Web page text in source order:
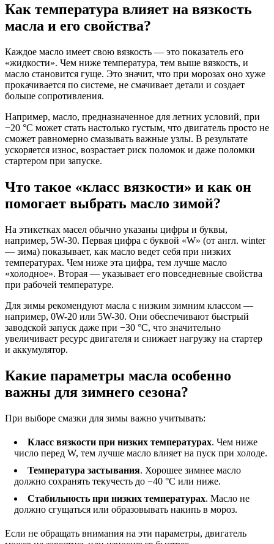
Как температура влияет на вязкость
масла и его свойства?
Каждое масло имеет свою вязкость — это показатель его
«жидкости». Чем ниже температура, тем выше вязкость, и
масло становится гуще. Это значит, что при морозах оно хуже
прокачивается по системе, не смачивает детали и создает
больше сопротивления.
Например, масло, предназначенное для летних условий, при
−20 °C может стать настолько густым, что двигатель просто не
сможет равномерно смазывать важные узлы. В результате
ускоряется износ, возрастает риск поломок и даже поломки
стартером при запуске.
Что такое «класс вязкости» и как он
помогает выбрать масло зимой?
На этикетках масел обычно указаны цифры и буквы,
например, 5W-30. Первая цифра с буквой «W» (от англ. winter
— зима) показывает, как масло ведет себя при низких
температурах. Чем ниже эта цифра, тем лучше масло
«холодное». Вторая — указывает его повседневные свойства
при рабочей температуре.
Для зимы рекомендуют масла с низким зимним классом —
например, 0W-20 или 5W-30. Они обеспечивают быстрый
заводской запуск даже при −30 °C, что значительно
увеличивает ресурс двигателя и снижает нагрузку на стартер
и аккумулятор.
Какие параметры масла особенно
важны для зимнего сезона?
При выборе смазки для зимы важно учитывать:
Класс вязкости при низких температурах. Чем ниже
число перед W, тем лучше масло влияет на пуск при холоде.
Температура застывания. Хорошее зимнее масло
должно сохранять текучесть до −40 °C или ниже.
Стабильность при низких температурах. Масло не
должно сгущаться или образовывать накипь в мороз.
Если не обращать внимания на эти параметры, двигатель